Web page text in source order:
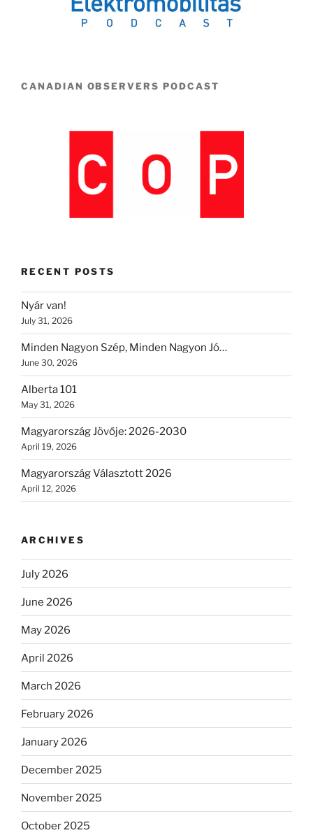
CANADIAN OBSERVERS PODCAST
RECENT POSTS
Nyár van!
July 31, 2026
Minden Nagyon Szép, Minden Nagyon Jó…
June 30, 2026
Alberta 101
May 31, 2026
Magyarország Jövője: 2026-2030
April 19, 2026
Magyarország Választott 2026
April 12, 2026
ARCHIVES
July 2026
June 2026
May 2026
April 2026
March 2026
February 2026
January 2026
December 2025
November 2025
October 2025